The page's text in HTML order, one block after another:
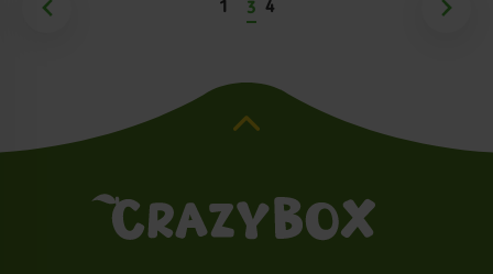
1 3 4